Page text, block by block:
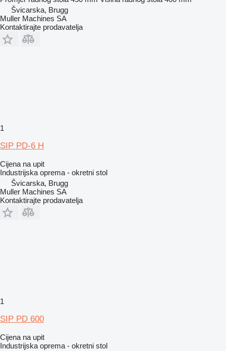
Švicarska, Brugg
Muller Machines SA
Kontaktirajte prodavatelja
1
SIP PD-6 H
Cijena na upit
Industrijska oprema - okretni stol
Švicarska, Brugg
Muller Machines SA
Kontaktirajte prodavatelja
1
SIP PD 600
Cijena na upit
Industrijska oprema - okretni stol